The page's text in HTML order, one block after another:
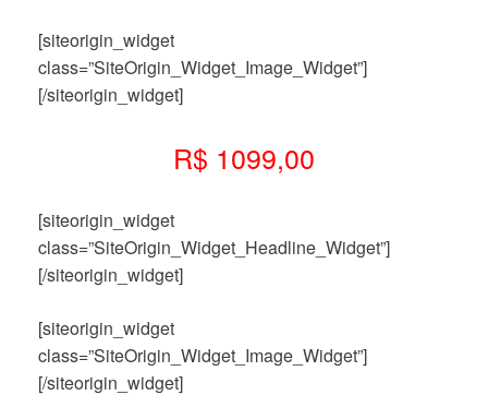
[siteorigin_widget
class=”SiteOrigin_Widget_Image_Widget”]
[/siteorigin_widget]
R$ 1099,00
[siteorigin_widget
class=”SiteOrigin_Widget_Headline_Widget”]
[/siteorigin_widget]
[siteorigin_widget
class=”SiteOrigin_Widget_Image_Widget”]
[/siteorigin_widget]